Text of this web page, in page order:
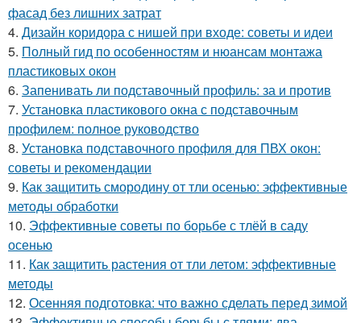
фасад без лишних затрат
4. Дизайн коридора с нишей при входе: советы и идеи
5. Полный гид по особенностям и нюансам монтажа
пластиковых окон
6. Запенивать ли подставочный профиль: за и против
7. Установка пластикового окна с подставочным
профилем: полное руководство
8. Установка подставочного профиля для ПВХ окон:
советы и рекомендации
9. Как защитить смородину от тли осенью: эффективные
методы обработки
10. Эффективные советы по борьбе с тлёй в саду
осенью
11. Как защитить растения от тли летом: эффективные
методы
12. Осенняя подготовка: что важно сделать перед зимой